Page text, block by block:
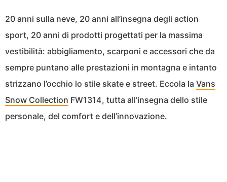
20 anni sulla neve, 20 anni all’insegna degli action
sport, 20 anni di prodotti progettati per la massima
vestibilità: abbigliamento, scarponi e accessori che da
sempre puntano alle prestazioni in montagna e intanto
strizzano l’occhio lo stile skate e street. Eccola la Vans
Snow Collection FW1314, tutta all’insegna dello stile
personale, del comfort e dell’innovazione.